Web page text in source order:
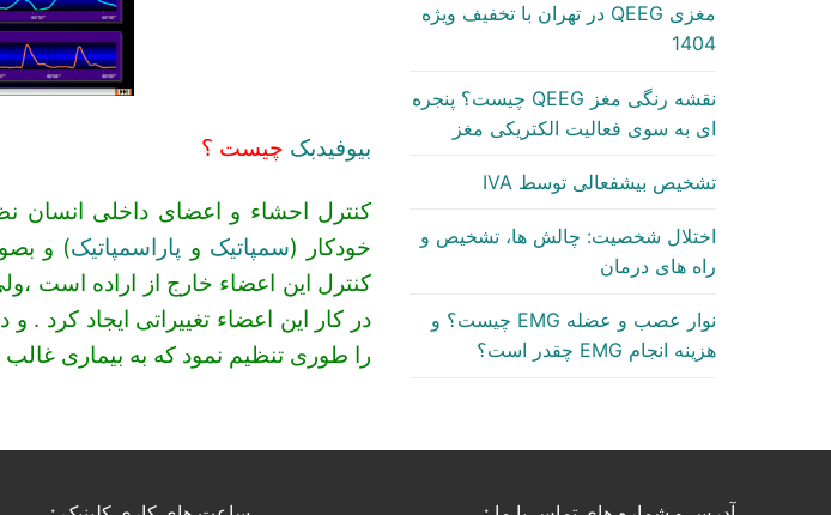
بیوفیدبک چیست ؟
کنترل احشاء و اعضای داخلی انسان
خودکار (سمپاتیک و پاراسمپاتیک) و
کنترل این اعضاء خارج از اراده است
در کار این اعضاء تغییراتی ایجاد کرد .
را طوری تنظیم نمود که به بیماری
مغزی QEEG در تهران با تخفیف ویژه
1404
نقشه رنگی مغز QEEG چیست؟ پنجره
ای به سوی فعالیت الکتریکی مغز
تشخیص بیشفعالی توسط IVA
اختلال شخصیت: چالش ها، تشخیص و
راه های درمان
نوار عصب و عضله EMG چیست؟ و
هزینه انجام EMG چقدر است؟